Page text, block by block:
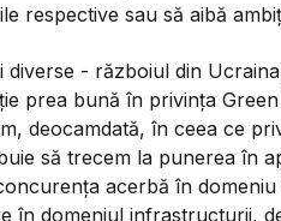
respective sau să aibă
- războiul din
prea bună în privința
deocamdată, în ceea ce
să trecem la punerea în
acerbă în domeniu
în domeniul infrastructurii,